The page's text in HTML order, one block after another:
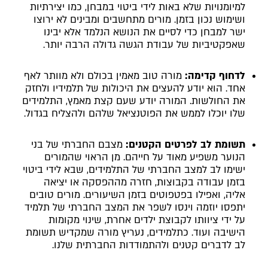
למיומנויות שלא באות לידי ביטוי במבחן, כמו יצירתיות
ושימוש נכון בזמן. מורים מתחשבים ומבינים לא ירוצו
ישר למבחן כדי לסיים את הנושא הנלמד אלא יבינו
שאפקטיביות של עבודת הגשה גדולה הרבה יותר.
לדחוף קדימה: מורה טוב מאמין בכולם ולא מוותר לאף
אחד. הוא יודע להעצים את היכולות של תלמידיו ולחזק
את החולשות. המורה יודע שעם קצת מאמץ, התלמידים
שלו יוכלו לממש את הפוטנציאל שלהם ולהצליח בגדול.
תשומת לב לפרטים הקטנים: מצבם החברתי של בני
הנוער משפיע מאוד על חייהם. מן הראוי שהמורים
ישימו לב למצב החברתי של התלמידים, שבא לידי ביטוי
בזמן עבודה בקבוצות, חזרה מההפסקה או יציאה
אליה, ואפילו בפטפוטים בזמן השיעורים. מורים טובים
יתפסו יוזמה וינסו לשפר את המצב החברתי של תלמיד
על ידי ציוותו לקבוצת ילדים אחרת, שינוי מקומות
הישיבה ועוד. כתלמידים, נעריץ מורה שמקדיש תשומת
לב לדברים קטנים ולהתמודדות החברתית שלנו.